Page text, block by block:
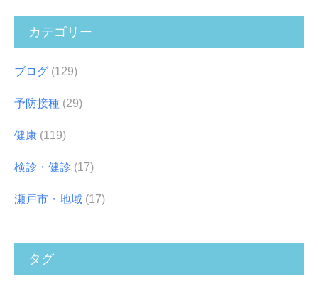
カテゴリー
ブログ (129)
予防接種 (29)
健康 (119)
検診・健診 (17)
瀬戸市・地域 (17)
タグ